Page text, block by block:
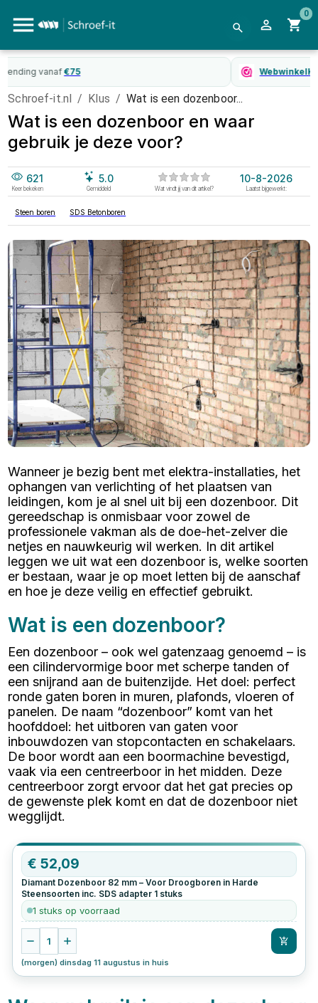
0
WebwinkelKeur
Schroef-it.nl / Klus / Wat is een dozenboor...
Wat is een dozenboor en waar
gebruik je deze voor?
621
Keer bekeken
5.0
Gemiddeld Wat vindt jij van dit artikel?
10-8-2026
Laatst bijgewerkt:
Steen boren SDS Betonboren
Wanneer je bezig bent met elektra-installaties, het
ophangen van verlichting of het plaatsen van
leidingen, kom je al snel uit bij een dozenboor. Dit
gereedschap is onmisbaar voor zowel de
professionele vakman als de doe-het-zelver die
netjes en nauwkeurig wil werken. In dit artikel
leggen we uit wat een dozenboor is, welke soorten
er bestaan, waar je op moet letten bij de aanschaf
en hoe je deze veilig en effectief gebruikt.
Wat is een dozenboor?
Een dozenboor – ook wel gatenzaag genoemd – is
een cilindervormige boor met scherpe tanden of
een snijrand aan de buitenzijde. Het doel: perfect
ronde gaten boren in muren, plafonds, vloeren of
panelen. De naam “dozenboor” komt van het
hoofddoel: het uitboren van gaten voor
inbouwdozen van stopcontacten en schakelaars.
De boor wordt aan een boormachine bevestigd,
vaak via een centreerboor in het midden. Deze
centreerboor zorgt ervoor dat het gat precies op
de gewenste plek komt en dat de dozenboor niet
wegglijdt.
€52,09
Diamant Dozenboor 82 mm – Voor Droogboren in Harde
Steensoorten inc. SDS adapter 1 stuks
1 stuks op voorraad
1
(morgen) dinsdag 11 augustus in huis